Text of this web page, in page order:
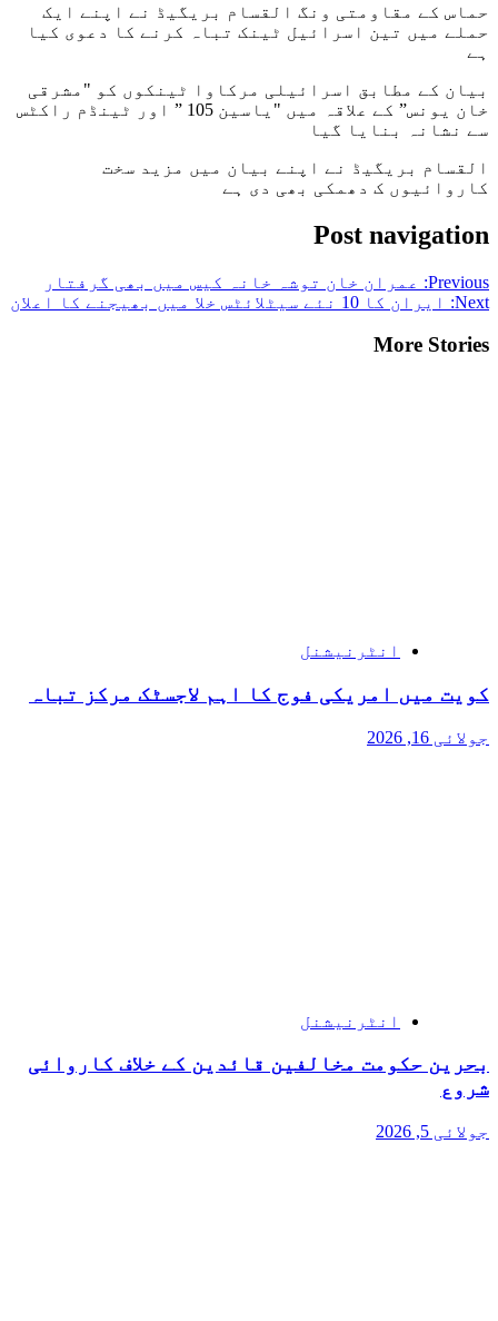
حماس کے مقاومتی ونگ القسام بریگیڈ نے اپنے ایک
حملے میں تین اسرائیل ٹینک تباہ کرنے کا دعوی کیا
ہے
بیان کے مطابق اسرائیلی مرکاوا ٹینکوں کو "مشرقی
خان یونس” کے علاقہ میں "یاسین 105 ” اور ٹینڈم راکٹس
سے نشانہ بنایا گیا
القسام بریگیڈ نے اپنے بیان میں مزید سخت
کاروائیوں ک دھمکی بھی دی ہے
Post navigation
Previous:
عمران خان توشہ خانہ کیس میں بھی گرفتار
Next:
ایران کا 10 نئے سیٹلائٹس خلا میں بھیجنے کا اعلان
More Stories
انٹرنیشنل
کویت میں امریکی فوج کا اہم لاجسٹک مرکز تباہ
جولائی 16, 2026
انٹرنیشنل
بحرین حکومت مخالفین قائدین کے خلاف کاروائی
شروع
جولائی 5, 2026